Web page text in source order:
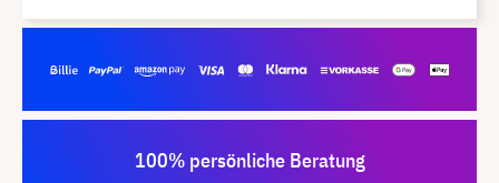
100% persönliche Beratung